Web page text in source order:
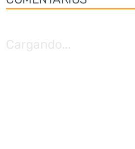
Cargando...